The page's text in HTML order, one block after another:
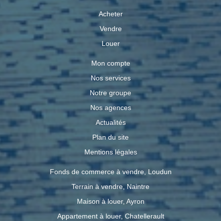
propriété saura évoluer avec vos projets de vie. Une visite
vous permettra d'en apprécier pleinement les volumes, la
qualité des prestations et tout son potentiel. Le standard
téléphonique de vos agences est ouvert du lundi au
vendredi de 8h30 à 18h30 sans interruption. Ref:
3913CLM Les informations sur les risques auxquels ce
bien est exposé sont disponibles sur le site Géorisques :
www.georisques.gouv.fr
Acheter
Vendre
Louer
Mon compte
Nos services
Notre groupe
Nos agences
Actualités
Plan du site
Mentions légales
Fonds de commerce à vendre, Loudun
Terrain à vendre, Naintre
Maison à louer, Ayron
Appartement à louer, Chatellerault